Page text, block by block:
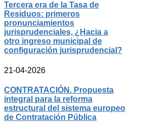
Tercera era de la Tasa de
Residuos: primeros
pronunciamientos
jurisprudenciales, ¿Hacia a
otro ingreso municipal de
configuración jurisprudencial?
21-04-2026
CONTRATACIÓN. Propuesta
integral para la reforma
estructural del sistema europeo
de Contratación Pública